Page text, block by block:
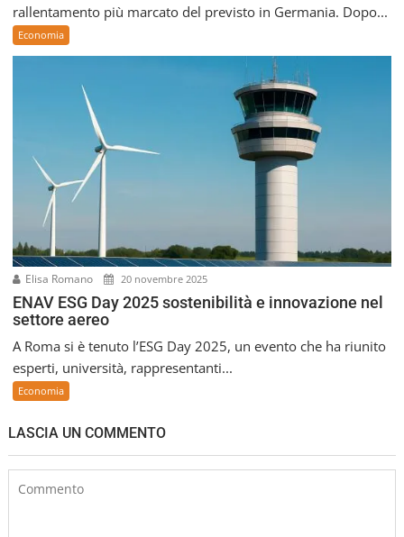
rallentamento più marcato del previsto in Germania. Dopo...
Economia
Elisa Romano 20 novembre 2025
ENAV ESG Day 2025 sostenibilità e innovazione nel
settore aereo
A Roma si è tenuto l’ESG Day 2025, un evento che ha riunito
esperti, università, rappresentanti...
Economia
LASCIA UN COMMENTO